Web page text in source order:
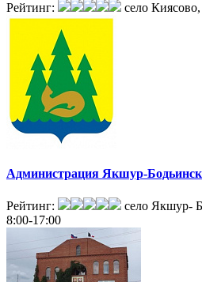
Рейтинг: село
Администрация Якшур-
Рейтинг:
село Якшур-
8:00-17:00